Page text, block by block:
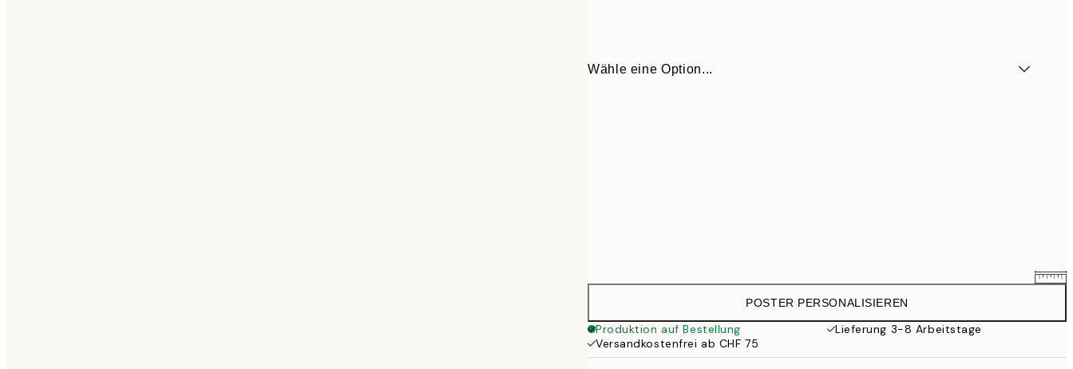
Wähle eine Option...
CHF 47.95
CHF 65.95
POSTER PERSONALISIEREN
Produktion auf Bestellung
Lieferung 3-8 Arbeitstage
Versandkostenfrei ab CHF 75